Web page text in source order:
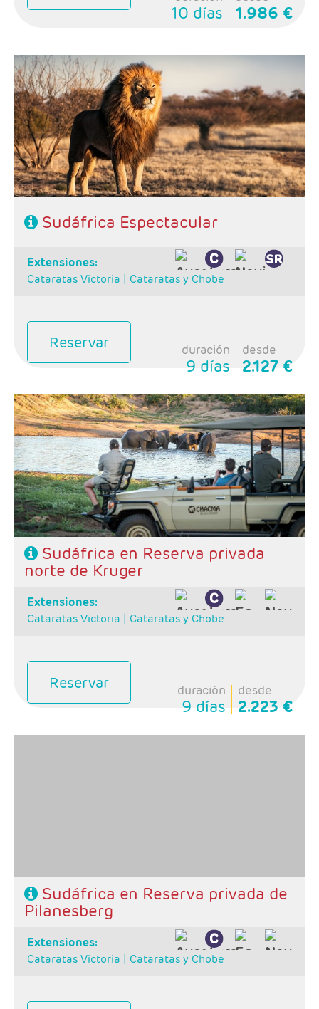
10 días 1.986 €
Salidas: Domingos
Ruta: 1 noche Johanesburgo + 2 noches Kruger(reserva
privada) + 3 noches Ciudad del Cabo
Régimen: alojamiento y desayuno + 2 almuerzos + 2
cenas
Hoteles: Classic
Sudáfrica Espectacular
extensiones:
Cataratas Victoria | Cataratas y Chobe
Reservar duración
9 días
desde
2.127 €
Salidas: Diarias
Ruta: 1 noche Johanesburgo + 2 noches reserva
privada + 3 noches Ciudad del Cabo
Régimen: alojamiento y desayuno + 2 almuerzos + 2
cenas
Hoteles: 4 y 5*
Sudáfrica en Reserva privada
norte de Kruger
extensiones:
Cataratas Victoria | Cataratas y Chobe
Reservar duración
9 días
desde
2.223 €
Sudáfrica en Reserva privada de
Pilanesberg
extensiones:
Cataratas Victoria | Cataratas y Chobe